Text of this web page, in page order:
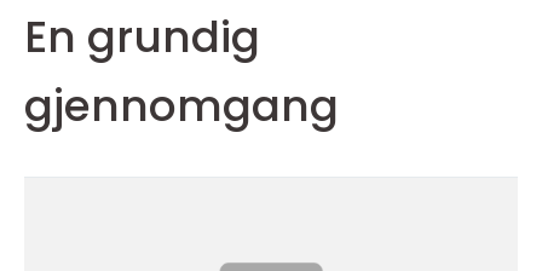
En grundig
gjennomgang